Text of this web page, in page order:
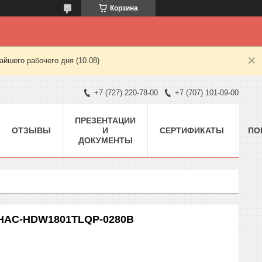
Корзина
рабочего дня (10.08)
+7 (727) 220-78-00 +7 (707) 101-09-00
ОТЗЫВЫ
ПРЕЗЕНТАЦИИ
И
ДОКУМЕНТЫ
СЕРТИФИКАТЫ
HDW1801TLQP-0280B